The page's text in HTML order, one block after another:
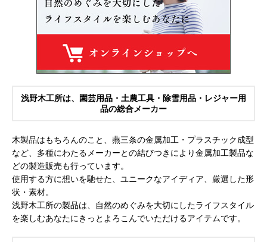
浅野木工所は、園芸用品・土農工具・除雪用品・レジャー用
品の総合メーカー
木製品はもちろんのこと、燕三条の金属加工・プラスチック成型
など、多種にわたるメーカーとの結びつきにより金属加工製品な
どの製造販売も行っています。
使用する方に想いを馳せた、ユニークなアイディア、厳選した形
状・素材。
浅野木工所の製品は、自然のめぐみを大切にしたライフスタイル
を楽しむあなたにきっとよろこんでいただけるアイテムです。